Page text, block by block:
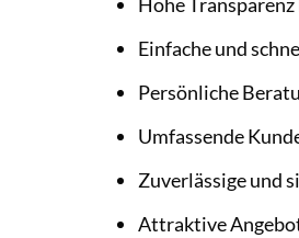
Einfache und
Persönliche
Umfassende
Zuverlässige und
Attraktive